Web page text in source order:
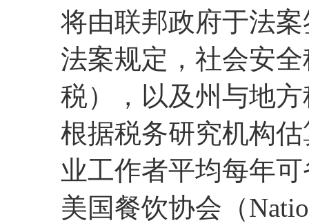
将由联邦政府于法
法案规定，社会安
税），以及州与地
根据税务研究机构
业工作者平均每年
美国餐饮协会（